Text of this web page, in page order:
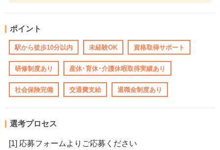
ポイント
駅から徒歩10分以内 未経験OK 資格取得サポート
研修制度あり 産休･育休･介護休暇取得実績あり
社会保険完備 交通費支給 退職金制度あり
選考プロセス
[1] 応募フォームよりご応募ください